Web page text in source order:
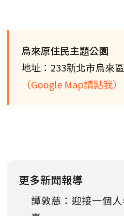
烏來原住民主題公園
地址：233新北市烏來
（Google Map請點我）
更多新聞報導
譚敦慈：迎接一個